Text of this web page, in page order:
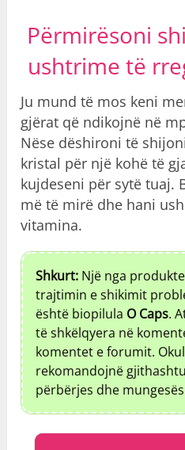
Përmirësoni
ushtrime të
Ju mund të mos keni
gjërat që ndikojnë në
Nëse dëshironi të
kristal për një kohë të
kujdeseni për sytë tuaj.
më të mirë dhe hani
vitamina.
Shkurt: Një nga
trajtimin e shikimit
është biopilula O Caps.
të shkëlqyera në
komentet e forumit.
rekomandojnë
përbërjes dhe